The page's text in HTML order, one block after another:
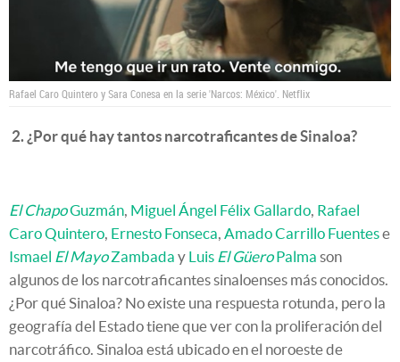
Rafael Caro Quintero y Sara Conesa en la serie 'Narcos: México'. Netflix
2. ¿Por qué hay tantos narcotraficantes de Sinaloa?
El ChapoGuzmán Miguel Ángel Félix Gallardo Rafael
Caro Quintero Ernesto Fonseca Amado Carrillo Fuentese
Ismael El MayoZambada y Luis El GüeroPalma son
algunos de los narcotraficantes sinaloenses más conocidos.
¿Por qué Sinaloa? No existe una respuesta rotunda, pero la
geografía del Estado tiene que ver con la proliferación del
narcotráfico. Sinaloa está ubicado en el noroeste de